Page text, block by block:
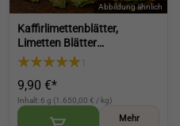
Kaffirlimettenblätter,
Limetten Blätter
hocharomatisch,
Gewürz für asiatische Küche
(Kaffir Lime Leave
9,90 €*
Inhalt: 6 g (1.650,00 € / kg)
Mehr